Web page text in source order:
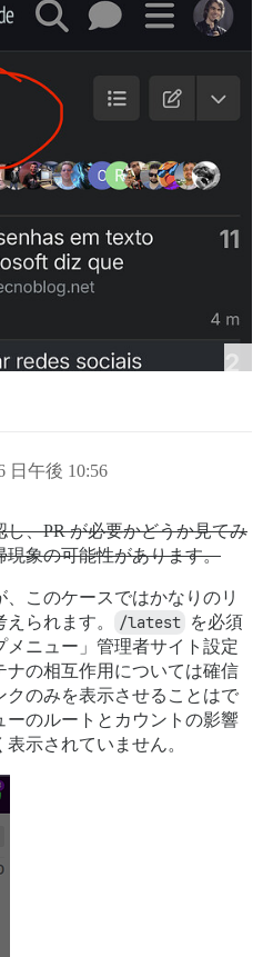
日午後 10:56
、PR が必要かどうか見てみ
象の可能性があります。
このケースではかなりのリ
られます。
/latest を必須
ニュー」管理者サイト設定
ナの相互作用については確信
のみを表示させることはで
ーのルートとカウントの影響
示されていません。